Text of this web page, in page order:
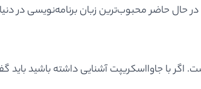
حاضر محبوب‌ترین زبان برنامه‌نویسی در